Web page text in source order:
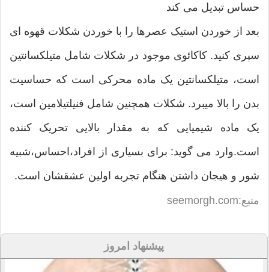
حساس تبدیل می کند
بعد از خوردن استیک عصرها را با خوردن شکلات قهوه ای
سپری کنید. کاکائوی موجود در شکلات شامل متیلکسانتین
است، متیلکسانتین یک ماده محرکی است که حساسیت
بدن را بالا میبرد. شکلات همچنین شامل فنیلتیلامین است،
یک ماده شیمیایی که به مقدار بالایی تحریک کننده
است.وارد می گوید: برای بسیاری از افراد،احساس،شبیه
شور و هیجان داشتن هنگام تجربه اولین عشقشان است.
منبع:seemorgh.com
پیشنهاد امروز